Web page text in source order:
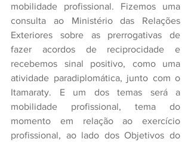
mobilidade profissional. Fizemos uma
consulta ao Ministério das Relações
Exteriores sobre as prerrogativas de
fazer acordos de reciprocidade e
recebemos sinal positivo, como uma
atividade paradiplomática, junto com o
Itamaraty. E um dos temas será a
mobilidade profissional, tema do
momento em relação ao exercício
profissional, ao lado dos Objetivos do